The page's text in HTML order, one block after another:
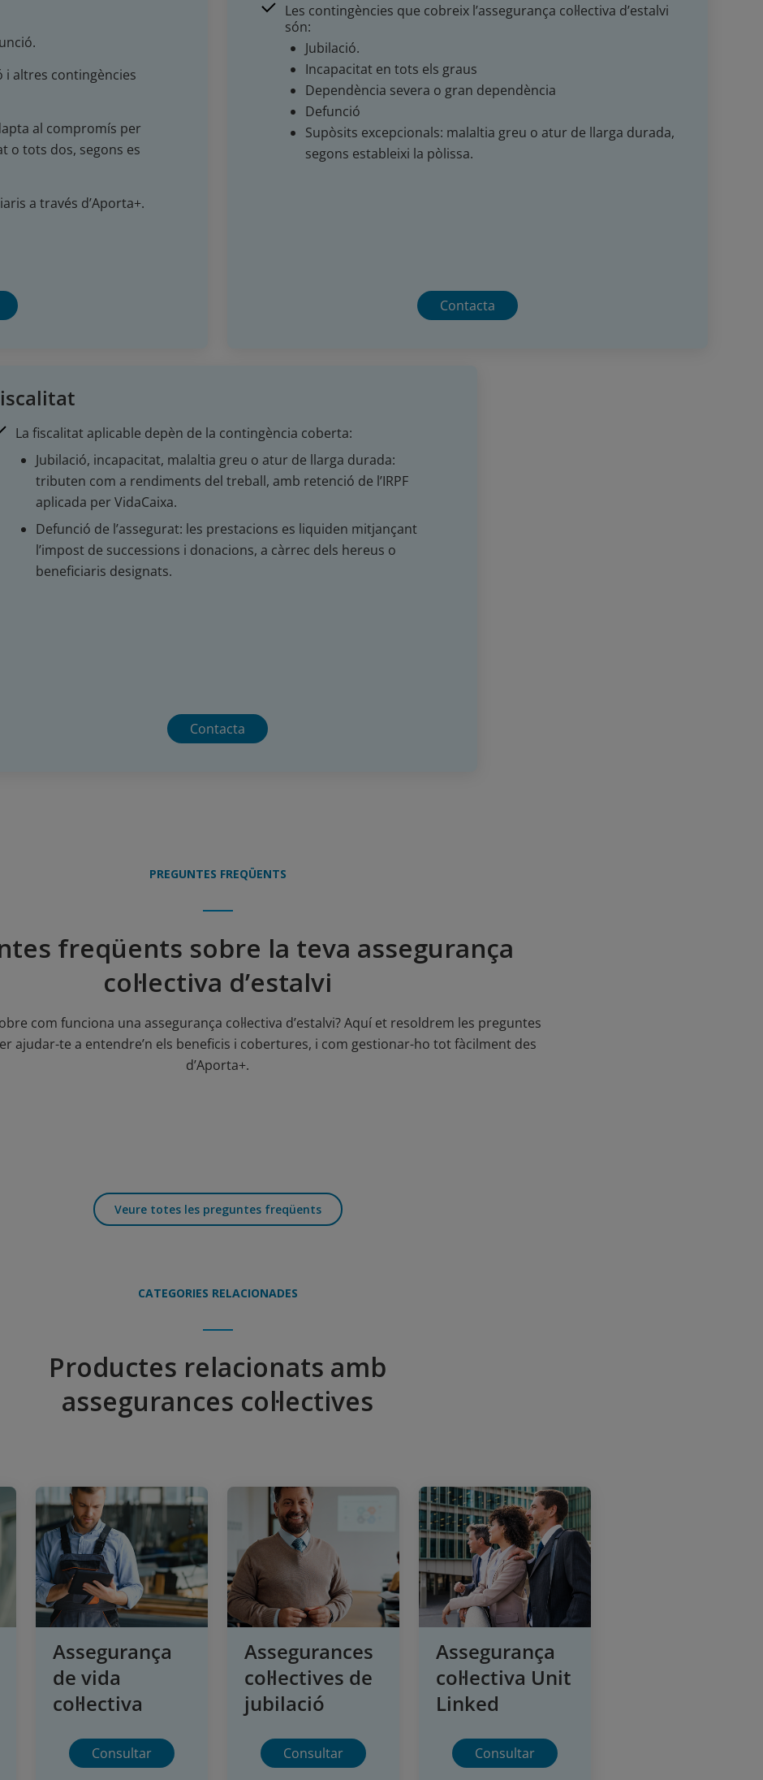
i altres contingències
al compromís per
o tots dos, segons es
a través d’Aporta+.
Les contingències que cobreix l’assegurança col·lectiva d’estalvi
són:
Jubilació.
Incapacitat en tots els graus
Dependència severa o gran dependència
Defunció
Supòsits excepcionals: malaltia greu o atur de llarga durada,
segons estableixi la pòlissa.
Contacta
La fiscalitat aplicable depèn de la contingència coberta:
Jubilació, incapacitat, malaltia greu o atur de llarga durada:
tributen com a rendiments del treball, amb retenció de l’IRPF
aplicada per VidaCaixa.
Defunció de l’assegurat: les prestacions es liquiden mitjançant
l’impost de successions i donacions, a càrrec dels hereus o
beneficiaris designats.
Contacta
PREGUNTES FREQÜENTS
freqüents sobre la teva assegurança
col·lectiva d’estalvi
com funciona una assegurança col·lectiva d’estalvi? Aquí et resoldrem les preguntes
ajudar-te a entendre’n els beneficis i cobertures, i com gestionar-ho tot fàcilment des
d’Aporta+.
Veure totes les preguntes freqüents
CATEGORIES RELACIONADES
Productes relacionats amb
assegurances col·lectives
Assegurança
de vida
col·lectiva
Consultar
Assegurances
col·lectives de
jubilació
Consultar
Assegurança
col·lectiva Unit
Linked
Consultar